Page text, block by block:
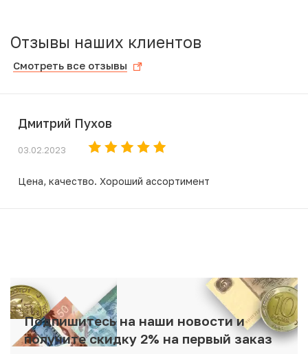
Отзывы наших клиентов
Смотреть все отзывы
Дмитрий Пухов
03.02.2023
Цена, качество. Хороший ассортимент
Подпишитесь на наши новости и
получите скидку 2% на первый заказ